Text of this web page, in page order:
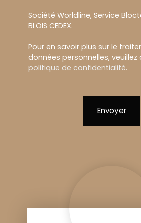
Société Worldline, Service Bloctel,
BLOIS CEDEX.
Pour en savoir plus sur le
données personnelles,
politique de confidentialité.
Envoyer